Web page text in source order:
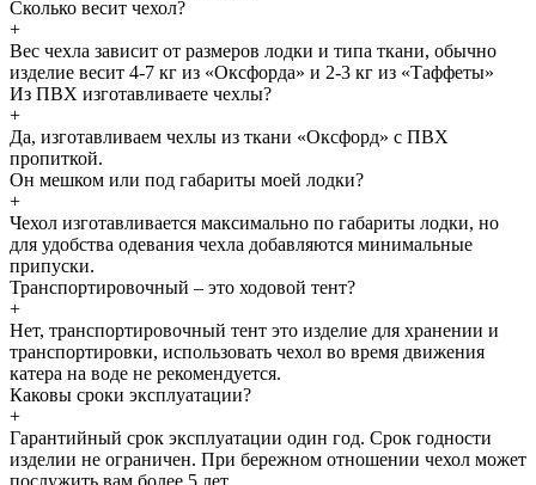
Сколько весит чехол?
+
Вес чехла зависит от размеров лодки и типа ткани, обычно
изделие весит 4-7 кг из «Оксфорда» и 2-3 кг из «Таффеты»
Из ПВХ изготавливаете чехлы?
+
Да, изготавливаем чехлы из ткани «Оксфорд» с ПВХ
пропиткой.
Он мешком или под габариты моей лодки?
+
Чехол изготавливается максимально по габариты лодки, но
для удобства одевания чехла добавляются минимальные
припуски.
Транспортировочный – это ходовой тент?
+
Нет, транспортировочный тент это изделие для хранении и
транспортировки, использовать чехол во время движения
катера на воде не рекомендуется.
Каковы сроки эксплуатации?
+
Гарантийный срок эксплуатации один год. Срок годности
изделии не ограничен. При бережном отношении чехол может
послужить вам более 5 лет